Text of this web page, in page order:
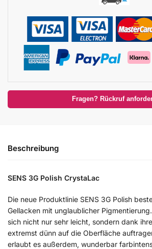
Fragen? Rückruf
Beschreibung
SENS 3G Polish CrystaLac
Die neue Produktlinie SENS 3G Polish
Gellacken mit unglaublicher
sich nicht nur sehr leicht, sondern dank
extremst dünn auf die Oberfläche
erlaubt es außerdem, wunderbar